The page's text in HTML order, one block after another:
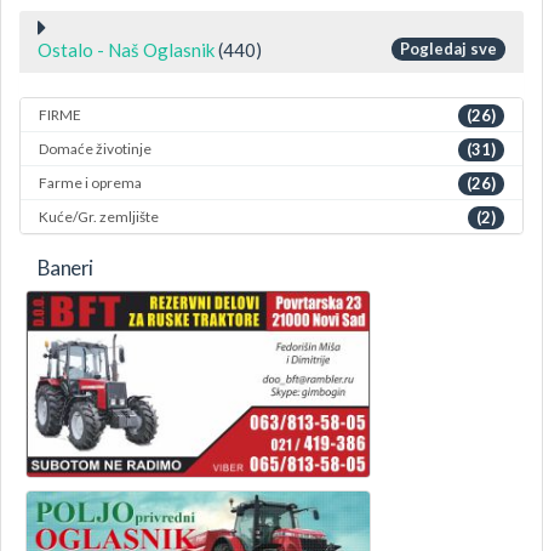
Ostalo - Naš Oglasnik(440) Pogledaj sve
FIRME (26)
Domaće životinje (31)
Farme i oprema (26)
Kuće/Gr. zemljište (2)
Baneri